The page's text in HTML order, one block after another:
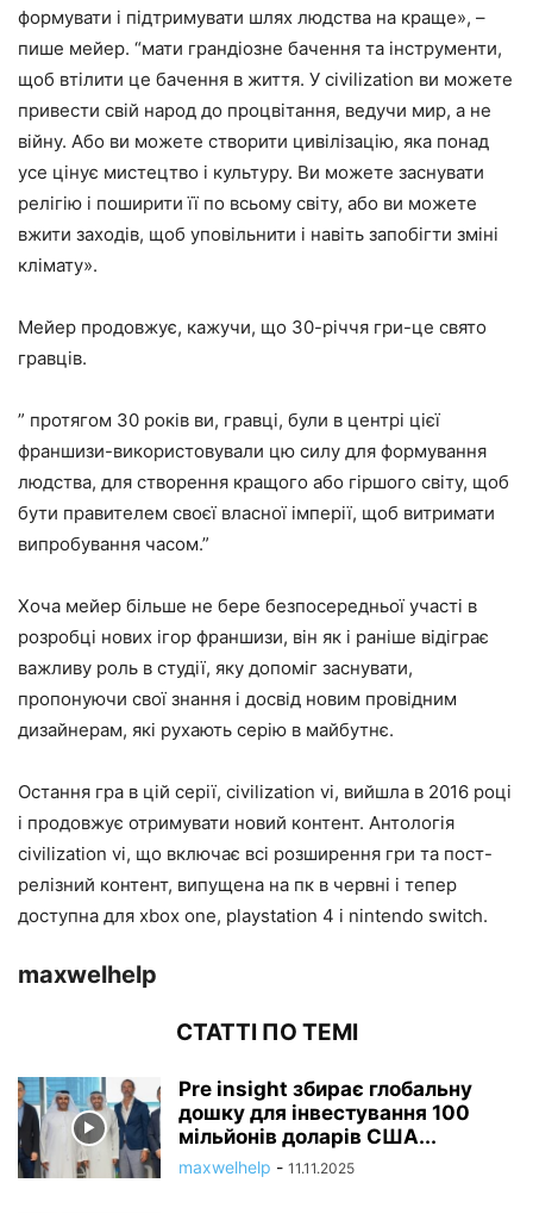
формувати і підтримувати шлях людства на краще», –
пише мейер. “мати грандіозне бачення та інструменти,
щоб втілити це бачення в життя. У civilization ви можете
привести свій народ до процвітання, ведучи мир, а не
війну. Або ви можете створити цивілізацію, яка понад
усе цінує мистецтво і культуру. Ви можете заснувати
релігію і поширити її по всьому світу, або ви можете
вжити заходів, щоб уповільнити і навіть запобігти зміні
клімату».
Мейер продовжує, кажучи, що 30-річчя гри-це свято
гравців.
” протягом 30 років ви, гравці, були в центрі цієї
франшизи-використовували цю силу для формування
людства, для створення кращого або гіршого світу, щоб
бути правителем своєї власної імперії, щоб витримати
випробування часом.”
Хоча мейер більше не бере безпосередньої участі в
розробці нових ігор франшизи, він як і раніше відіграє
важливу роль в студії, яку допоміг заснувати,
пропонуючи свої знання і досвід новим провідним
дизайнерам, які рухають серію в майбутнє.
Остання гра в цій серії, civilization vi, вийшла в 2016 році
і продовжує отримувати новий контент. Антологія
civilization vi, що включає всі розширення гри та пост-
релізний контент, випущена на пк в червні і тепер
доступна для xbox one, playstation 4 і nintendo switch.
maxwelhelp
СТАТТІ ПО ТЕМІ
Pre insight збирає глобальну
дошку для інвестування 100
мільйонів доларів США...
maxwelhelp - 11.11.2025